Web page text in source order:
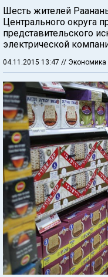
Шесть жителей
Центрального округа
представительского
электрической
04.11.2015 13:47 // Экономика